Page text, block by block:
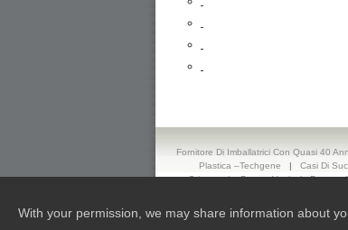
Fornitore Di Imballatrici Con Quasi 40
Plastica –Techgene | Casi Di
Orizzontale, Pressa Verticale
With your permission, we may share information about